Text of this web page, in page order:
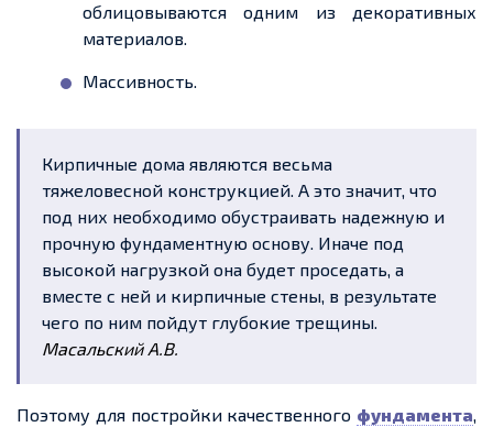
облицовываются одним из декоративных
материалов.
Массивность.
Кирпичные дома являются весьма
тяжеловесной конструкцией. А это значит, что
под них необходимо обустраивать надежную и
прочную фундаментную основу. Иначе под
высокой нагрузкой она будет проседать, а
вместе с ней и кирпичные стены, в результате
чего по ним пойдут глубокие трещины.
Масальский А.В.
Поэтому для постройки качественного фундамента,